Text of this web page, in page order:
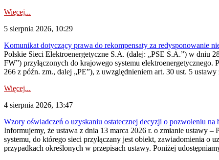
Więcej...
5 sierpnia 2026, 10:29
Komunikat dotyczący prawa do rekompensaty za redysponowanie
Polskie Sieci Elektroenergetyczne S.A. (dalej: „PSE S.A.”) w dniu
FW”) przyłączonych do krajowego systemu
266 z późn. zm., dalej „PE”), z uwzględnieniem art. 30 ust. 5 ustawy
Więcej...
4 sierpnia 2026, 13:47
Wzory oświadczeń o uzyskaniu ostatecznej decyzji o pozwoleniu
Informujemy, że ustawa z dnia 13 marca 2026 r. o zmianie ustawy
systemu, do którego sieci przyłączany jest obiekt, zawiadomienia o
przypadkach określonych w przepisach ustawy. Poniżej